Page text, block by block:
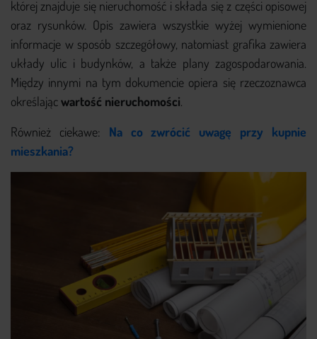
której znajduje się nieruchomość i składa się z części opisowej
oraz rysunków. Opis zawiera wszystkie wyżej wymienione
informacje w sposób szczegółowy, natomiast grafika zawiera
układy ulic i budynków, a także plany zagospodarowania.
Między innymi na tym dokumencie opiera się rzeczoznawca
określającwartość nieruchomości.
Również ciekawe: Na co zwrócić uwagę przy kupnie
mieszkania?